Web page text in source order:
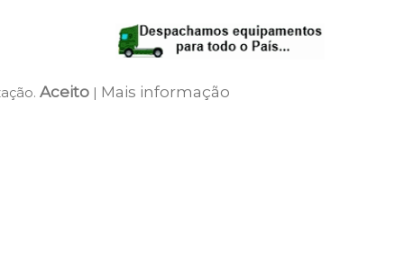
Aceito | Mais informação